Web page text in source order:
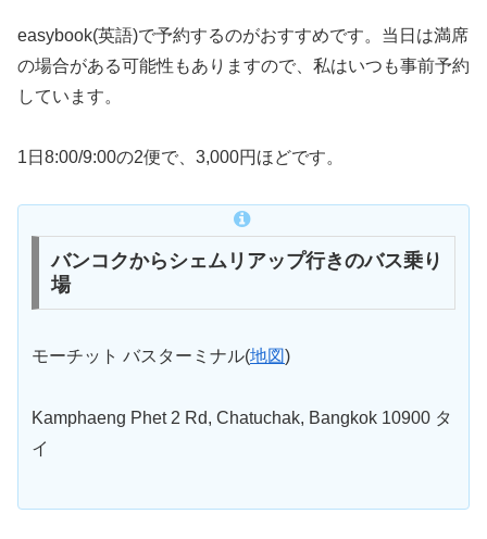
easybook(英語)で予約するのがおすすめです。当日は満席
の場合がある可能性もありますので、私はいつも事前予約
しています。
1日8:00/9:00の2便で、3,000円ほどです。
バンコクからシェムリアップ行きのバス乗り
場
モーチット バスターミナル(地図)
Kamphaeng Phet 2 Rd, Chatuchak, Bangkok 10900 タ
イ